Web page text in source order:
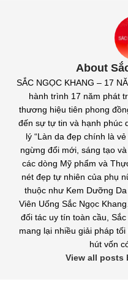
About
SẮC NGỌC KHANG – 17
hành trình 17 năm phát
thương hiệu tiên phong
đến sự tự tin và hạnh phúc
lý “Làn da đẹp chính là
ngừng đổi mới, sáng tạo
các dòng Mỹ phẩm và
nét đẹp tự nhiên của phụ
thuộc như Kem Dưỡng
Viên Uống Sắc Ngọc
đối tác uy tín toàn cầu,
mang lại nhiều giải pháp
hút vốn
View all posts